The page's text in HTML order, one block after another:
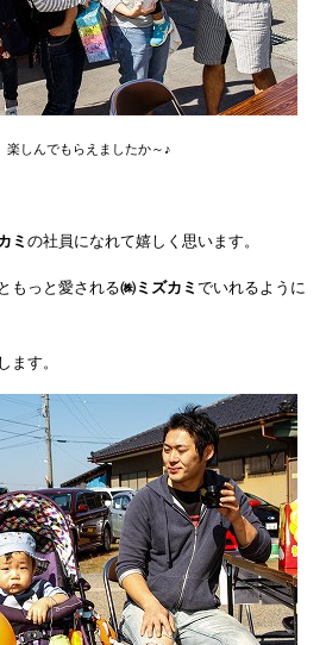
楽しんでもらえましたか～♪
ミ の社員になれて嬉しく思います。
もっと愛される㈱ミズカミ でいれるように
ます。